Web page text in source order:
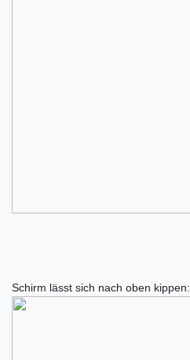
Schirm lässt sich nach oben kippen: